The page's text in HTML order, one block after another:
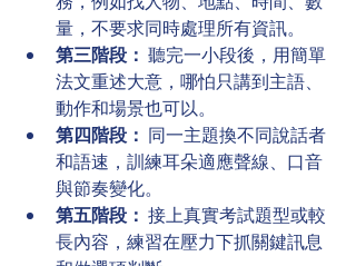
量，不要求同時處理所有資訊。
第三階段： 聽完一小段後，用簡單
法文重述大意，哪怕只講到主語、
動作和場景也可以。
第四階段： 同一主題換不同說話者
和語速，訓練耳朵適應聲線、口音
與節奏變化。
第五階段： 接上真實考試題型或較
長內容，練習在壓力下抓關鍵訊息